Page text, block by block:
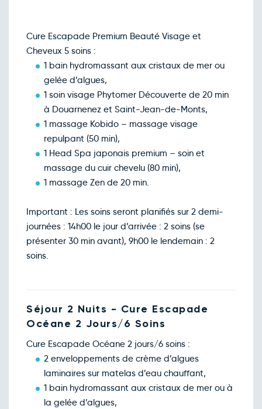
Cure Escapade Premium Beauté Visage et
Cheveux 5 soins :
1 bain hydromassant aux cristaux de mer ou
gelée d’algues,
1 soin visage Phytomer Découverte de 20 min
à Douarnenez et Saint-Jean-de-Monts,
1 massage Kobido – massage visage
repulpant (50 min),
1 Head Spa japonais premium – soin et
massage du cuir chevelu (80 min),
1 massage Zen de 20 min.
Important : Les soins seront planifiés sur 2 demi-
journées : 14h00 le jour d’arrivée : 2 soins (se
présenter 30 min avant), 9h00 le lendemain : 2
soins.
Séjour 2 Nuits - Cure Escapade
Océane 2 Jours/6 Soins
Cure Escapade Océane 2 jours/6 soins :
2 enveloppements de crème d’algues
laminaires sur matelas d’eau chauffant,
1 bain hydromassant aux cristaux de mer ou à
la gelée d’algues,